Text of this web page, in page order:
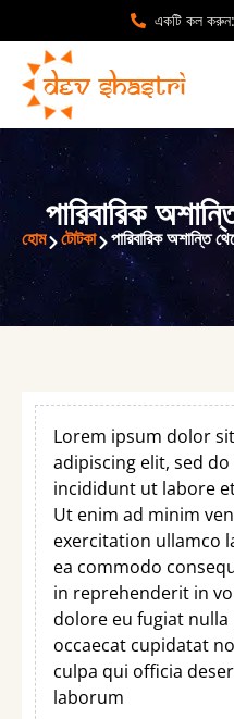
একটি কল
পারিবারিক
হোম টোটকা পারিবারিক অশান্তি
Lorem ipsum dolor
adipiscing elit, sed
incididunt ut labore
Ut enim ad minim
exercitation ullamco
ea commodo
in reprehenderit in
dolore eu fugiat
occaecat cupidatat
culpa qui officia
laborum